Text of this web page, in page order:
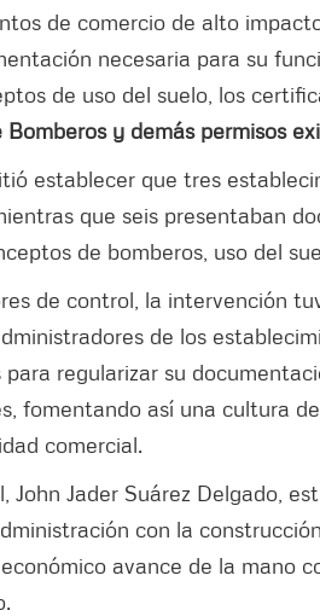
de comercio de alto
necesaria para su
de uso del suelo, los
Bomberos y demás permisos
establecer que tres
que seis presentaban
de bomberos, uso del
de control, la intervención
de los
regularizar su
fomentando así una cultura
comercial.
John Jader Suárez Delgado,
con la
avance de la mano